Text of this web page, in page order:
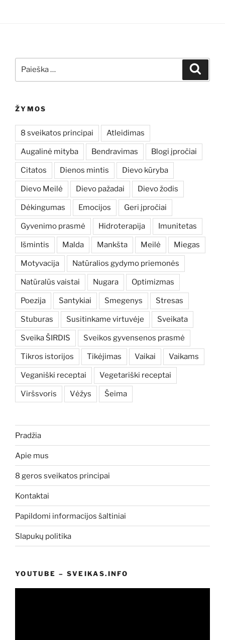
ŽYMOS
8 sveikatos principai Atleidimas
Augalinė mityba Bendravimas Blogi įpročiai
Citatos Dienos mintis Dievo kūryba
Dievo Meilė Dievo pažadai Dievo žodis
Dėkingumas Emocijos Geri įpročiai
Gyvenimo prasmė Hidroterapija Imunitetas
Išmintis Malda Mankšta Meilė Miegas
Motyvacija Natūralios gydymo priemonės
Natūralūs vaistai Nugara Optimizmas
Poezija Santykiai Smegenys Stresas
Stuburas Susitinkame virtuvėje Sveikata
Sveika ŠIRDIS Sveikos gyvensenos prasmė
Tikros istorijos Tikėjimas Vaikai Vaikams
Veganiški receptai Vegetariški receptai
Viršsvoris Vėžys Šeima
Pradžia
Apie mus
8 geros sveikatos principai
Kontaktai
Papildomi informacijos šaltiniai
Slapukų politika
YOUTUBE – SVEIKAS.INFO